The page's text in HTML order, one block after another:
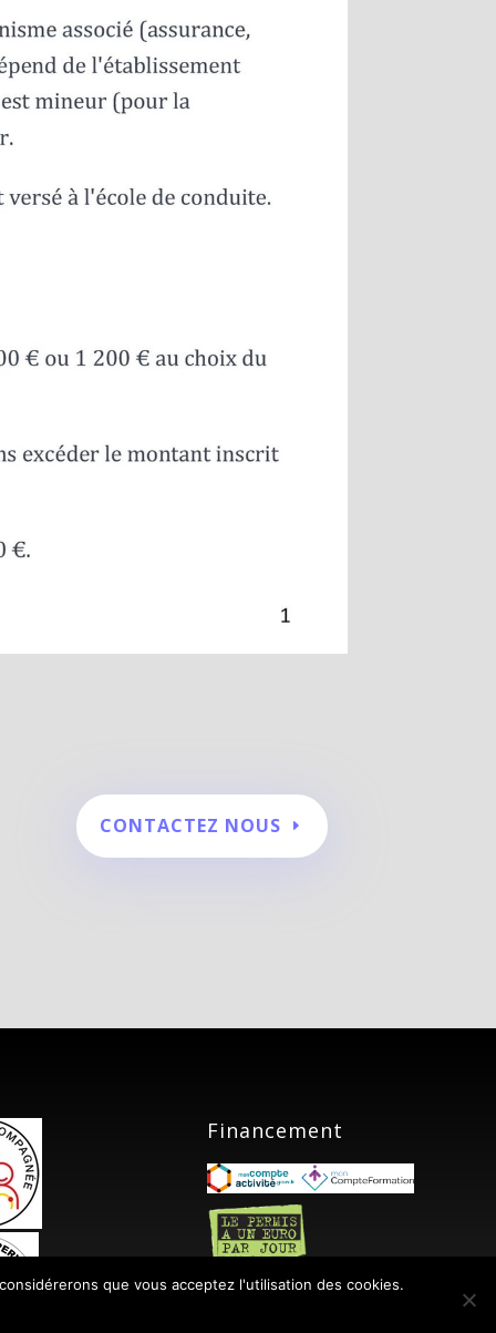
CONTACTEZ NOUS
Financement
que vous acceptez l'utilisation des cookies.